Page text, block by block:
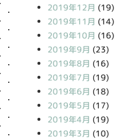
2019年12月 (19)
2019年11月 (14)
2019年10月 (16)
2019年9月 (23)
2019年8月 (16)
2019年7月 (19)
2019年6月 (18)
2019年5月 (17)
2019年4月 (19)
2019年3月 (10)